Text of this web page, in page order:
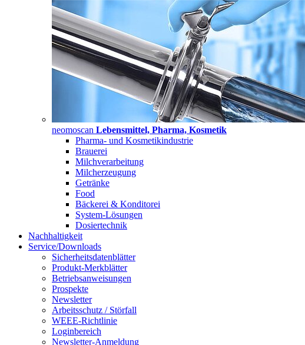
neomoscan Lebensmittel, Pharma, Kosmetik
Pharma- und Kosmetikindustrie
Brauerei
Milchverarbeitung
Milcherzeugung
Getränke
Food
Bäckerei & Konditorei
System-Lösungen
Dosiertechnik
Nachhaltigkeit
Service/Downloads
Sicherheitsdatenblätter
Produkt-Merkblätter
Betriebsanweisungen
Prospekte
Newsletter
Arbeitsschutz / Störfall
WEEE-Richtlinie
Loginbereich
Newsletter-Anmeldung